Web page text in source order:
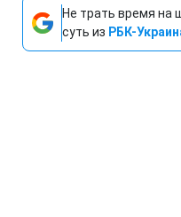
Не трать время на
суть из РБК-